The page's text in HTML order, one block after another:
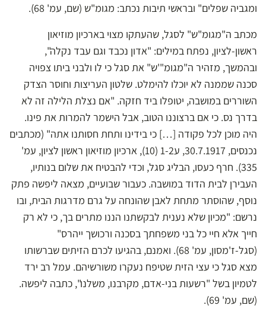
ומגביה שפלים" ובראשי תיבות נכתב: מגומ"ש (שם, עמ' 68).
מכתב ה"מגומ"ש" לסגל, שהעתקו מצוי בארכיון מוזיאון
ראשון-לציון, נפתח במילים: "אדון נכבד וגם עבד נקלה",
ובהמשך, מזהיר ה"מגומ"'ש" את סגל כי לו ולבני ביתו צפויה
סכנה שממנה לא יוכלו להימלט. שלטון העריצות וחוסר הצדק
השוררים במושבה, יטופלו ביד חזקה. "אם נצלת הלילה זה לא
בדרך נס. כי אם ברצוננו הטוב, אבל הישמר להמרות את פינו.
היה מוכן לכל פקודה […] כי בידינו ותחת חסותנו אתה" (מכתבים
נכנסים, 30.7.1917, ע1-2 (10), ארכיון מוזיאון ראשון לציון, עמ'
335). חרף כעסו, הבליג סגל, וכדי להבטיח את שלום בנותיו,
העבירן לבית הדוד במושבה. כעבור שבועיים, מצאה ליפשה פתק
נוסף, שהוסתר מתחת לאבן שהונחה על גרם מדרגות הבית, ובו
נרשם: "מכיון שלא נענית לבקשתנו הננו מתרים בך, כי לא רק
חייך אלא חיי כל בני משפחתך בסכנה ורכושך ייהרס"
(סגל-ז'מסון, עמ' 68). ואמנם, בהגיעו לכרם הזיתים שברשותו
מצא סגל כי עצי הזית שטיפח נעקרו משורשיהם. עמל רב ירד
לטמיון בשל "רשעות בני-אדם, מקרבנו, משלנו", כתבה ליפשה.
(שם, עמ' 69).